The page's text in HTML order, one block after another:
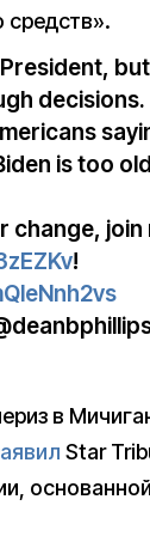
средств».
decisions.
is too
change, join
!
в
Star